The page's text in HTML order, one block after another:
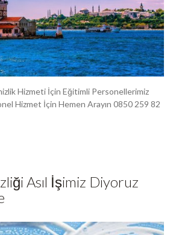
Hizmeti İçin Eğitimli Personellerimiz
Hizmet İçin Hemen Arayın 0850 259 82
Asıl İşimiz Diyoruz